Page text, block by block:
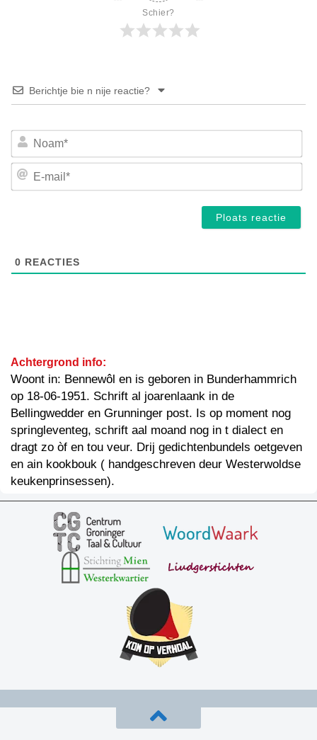
Schier?
Berichtje bie n nije reactie?
E-
0 REACTIES
Achtergrond info:
Woont in: Bennewôl en is geboren in Bunderhammrich
op 18-06-1951. Schrift al joarenlaank in de
Bellingwedder en Grunninger post. Is op moment nog
springleventeg, schrift aal moand nog in t dialect en
dragt zo òf en tou veur. Drij gedichtenbundels oetgeven
en ain kookbouk ( handgeschreven deur Westerwoldse
keukenprinsessen).